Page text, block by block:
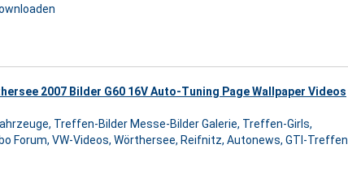
2007 Bilder G60 16V Auto-Tuning Page Wallpaper Videos
Treffen-Bilder Messe-Bilder Galerie, Treffen-Girls,
Forum, VW-Videos, Wörthersee, Reifnitz, Autonews, GTI-Treffen